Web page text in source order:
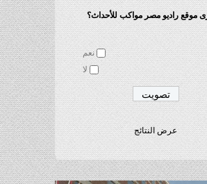
موقع راديو مصر مواكب للأحداث؟
نعم
لا
عرض النتائج